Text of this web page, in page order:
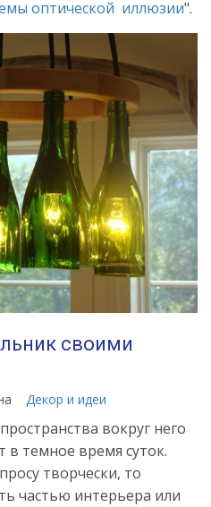
оптической иллюзии".
своими
Декор и идеи
вокруг него
в темное время суток.
творчески, то
частью интерьера или